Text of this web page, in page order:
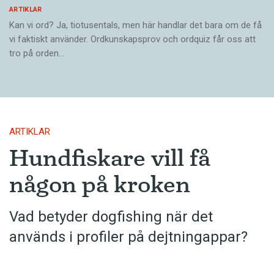
ARTIKLAR
Kan vi ord? Ja, tiotusentals, men här handlar det bara om de få
vi faktiskt använder. Ordkunskapsprov och ordquiz får oss att
tro på orden…
ARTIKLAR
Hundfiskare vill få
någon på kroken
Vad betyder dogfishing när det
används i profiler på dejtningappar?